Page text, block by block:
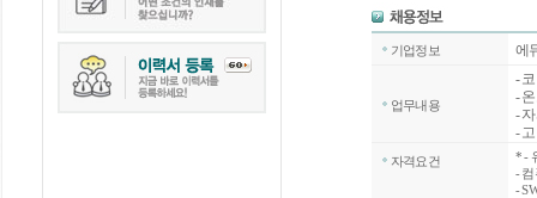
기업정보 에
업무내용
-
-
-
-
자격요건 *-
-
-